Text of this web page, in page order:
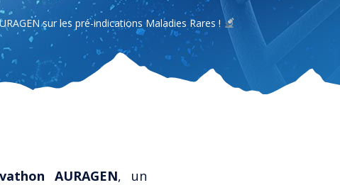
sur les pré-indications Maladies Rares !
AURAGEN, un